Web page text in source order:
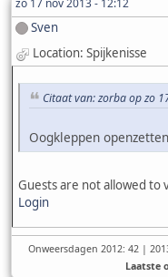
Sven
Location: Spijkenisse
Citaat van: zorba op zo
Oogkleppen openzetten
Guests are not allowed to
Login
Onweersdagen 2012: 42 |
Laatste